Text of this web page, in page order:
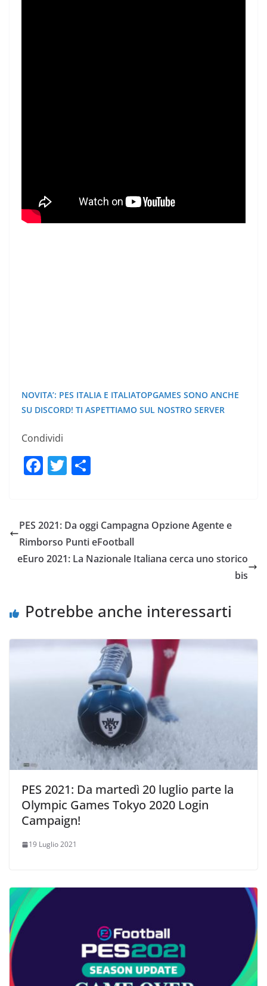
NOVITA’: PES ITALIA E ITALIATOPGAMES SONO ANCHE
SU DISCORD! TI ASPETTIAMO SUL NOSTRO SERVER
Condividi
F
e
b
o
T
er di
vi
di
PES 2021: Da oggi Campagna Opzione Agente e
Rimborso Punti eFootball
eEuro 2021: La Nazionale Italiana cerca uno storico
bis
Potrebbe anche interessarti
PES 2021: Da martedì 20 luglio parte la
Olympic Games Tokyo 2020 Login
Campaign!
19 Luglio 2021